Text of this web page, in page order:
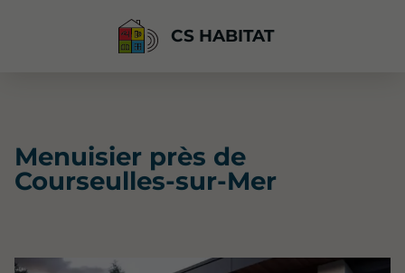
CS HABITAT
Menuisier près de
Courseulles-sur-Mer